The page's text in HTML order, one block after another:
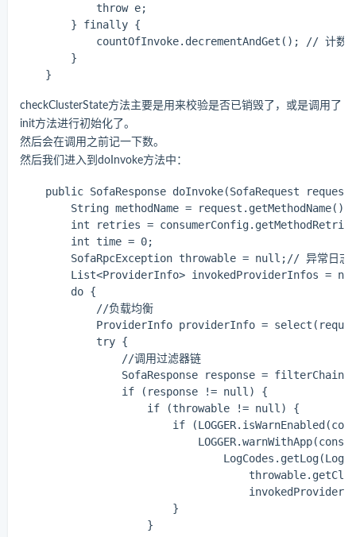
            throw e;
        } finally {
countOfInvoke.decrementAndGet(); // 计数-
        }
checkClusterState方法主要是用来校验是否已销毁了，或是调用了
init方法进行初始化了。
然后会在调用之前记一下数。
然后我们进入到doInvoke方法中：
public SofaResponse doInvoke(SofaRequest
        String methodName = request.getMethodName();
int retries =
        int time = 0;
        SofaRpcException throwable = null;// 异常日志
List<ProviderInfo> invokedProviderInfos =
        do {
            //负载均衡
ProviderInfo providerInfo =
            try {
                //调用过滤器链
SofaResponse response =
                if (response != null) {
                    if (throwable != null) {
if
                        }
                    }